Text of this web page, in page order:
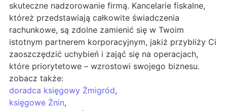
skuteczne nadzorowanie firmą. Kancelarie fiskalne,
któreż przedstawiają całkowite świadczenia
rachunkowe, są zdolne zamienić się w Twoim
istotnym partnerem korporacyjnym, jakiż przybliży Ci
zaoszczędzić uchybień i zająć się na operacjach,
które priorytetowe – wzrostowi swojego biznesu.
zobacz także:
doradca księgowy Żmigród,
księgowe Żnin,